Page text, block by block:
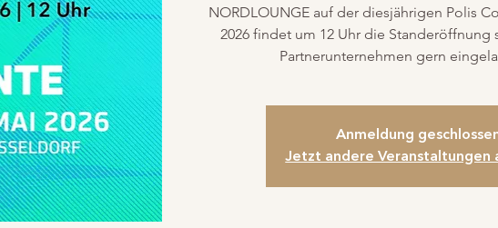
NORDLOUNGE auf der diesjährigen Polis
2026 findet um 12 Uhr die Standeröffnung
Partnerunternehmen gern
Anmeldung
Jetzt andere Veranstaltungen